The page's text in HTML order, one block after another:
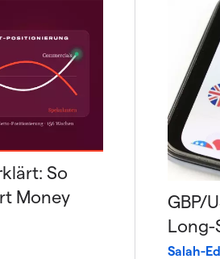
So
Money
GBP/
Long-
Salah-